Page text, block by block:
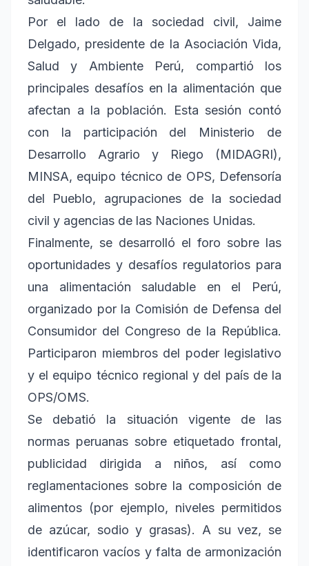
Por el lado de la sociedad civil, Jaime
Delgado, presidente de la Asociación Vida,
Salud y Ambiente Perú, compartió los
principales desafíos en la alimentación que
afectan a la población. Esta sesión contó
con la participación del Ministerio de
Desarrollo Agrario y Riego (MIDAGRI),
MINSA, equipo técnico de OPS, Defensoría
del Pueblo, agrupaciones de la sociedad
civil y agencias de las Naciones Unidas.
Finalmente, se desarrolló el foro sobre las
oportunidades y desafíos regulatorios para
una alimentación saludable en el Perú,
organizado por la Comisión de Defensa del
Consumidor del Congreso de la República.
Participaron miembros del poder legislativo
y el equipo técnico regional y del país de la
OPS/OMS.
Se debatió la situación vigente de las
normas peruanas sobre etiquetado frontal,
publicidad dirigida a niños, así como
reglamentaciones sobre la composición de
alimentos (por ejemplo, niveles permitidos
de azúcar, sodio y grasas). A su vez, se
identificaron vacíos y falta de armonización